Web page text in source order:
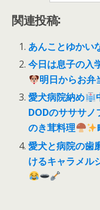
関連投稿:
あんことゆかい
今日は息子の入
明日からお弁
愛犬病院納め
DODのサササ
のき茸料理
愛犬と病院の歯
けるキャラメル